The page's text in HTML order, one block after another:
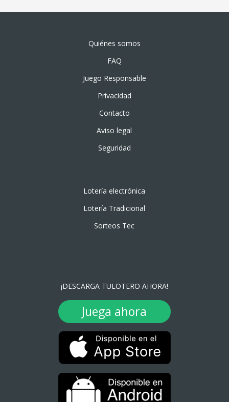
Quiénes somos
FAQ
Juego Responsable
Privacidad
Contacto
Aviso legal
Seguridad
Lotería electrónica
Lotería Tradicional
Sorteos Tec
¡DESCARGA TULOTERO AHORA!
Juega ahora